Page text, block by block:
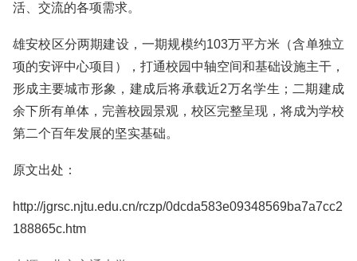
活、交流的各项需求。
雄安校区分两期建设，一期规模约103万平方米（含单独立
项的安评中心项目），打通校园中轴空间和基础设施主干，
形成主要城市形象，建成后将承载近2万名学生；二期建成
余下所有单体，完善校园景观，校区完整呈现，将成为学校
第二个百年发展的坚实基础。
原文出处：
http://jgrsc.njtu.edu.cn/rczp/0dcda583e09348569ba7a7cc2
188865c.htm